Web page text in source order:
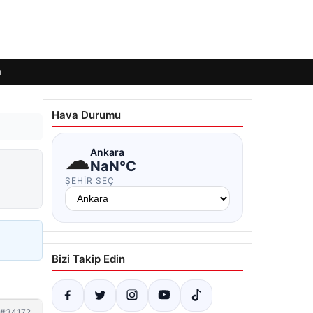
Hava Durumu
☁Ankara
NaN°C
ŞEHIR SEÇ
Bizi Takip Edin